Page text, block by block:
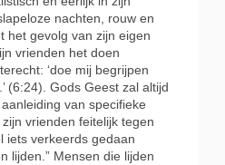
nachten, rouw en
het gevolg van zijn eigen
vrienden het doen
‘doe mij begrijpen
(6:24). Gods Geest zal altijd
van specifieke
vrienden feitelijk tegen
iets verkeerds gedaan
lijden.” Mensen die lijden